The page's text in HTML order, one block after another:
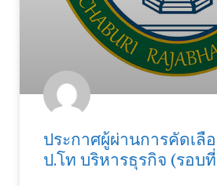
ประกาศผู้ผ่านการคัดเลื
ป.โท บริหารธุรกิจ (รอบที่